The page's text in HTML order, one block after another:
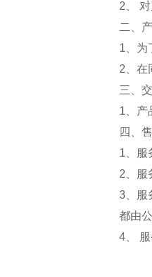
2、
二、
1、为
2、在
三、
1、产
四、
1、服
2、服
3、服
都由
4、